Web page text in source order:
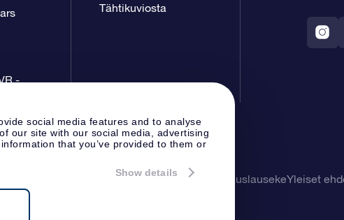
social media features and to analyse
our site with our social media, advertising
that you’ve provided to them or
Show details
-
Tähtikuviosta
Tietosuoja ja vastuuvapauslausekeYleiset